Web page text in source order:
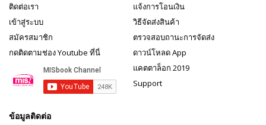
ติดต่อเรา
เข้าสู่ระบบ
สมัครสมาชิก
กดติดตามช่อง Youtube ที่นี่
แจ้งการโอนเงิน
วิธีจัดส่งสินค้า
ตรวจสอบถานะการจัดส่ง
ดาวน์โหลด App
แคตตาล็อก 2019
Support
ข้อมูลติดต่อ